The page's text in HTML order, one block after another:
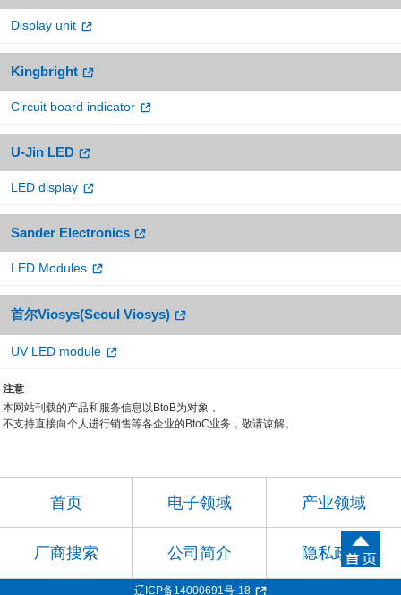
Display unit
Kingbright
Circuit board indicator
U-Jin LED
LED display
Sander Electronics
LED Modules
首尔Viosys(Seoul Viosys)
UV LED module
注意
本网站刊载的产品和服务信息以BtoB为对象，
不支持直接向个人进行销售等各企业的BtoC业务，敬请谅解。
首页 电子领域 产业领域
厂商搜索 公司简介 隐私政策
辽ICP备14000691号-18